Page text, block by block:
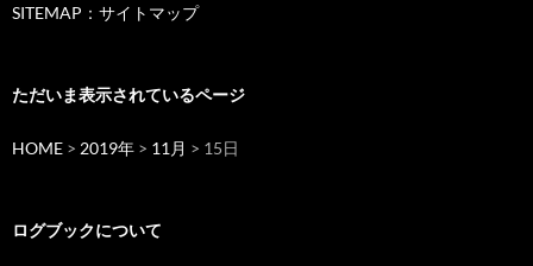
SITEMAP：サイトマップ
ただいま表示されているページ
HOME > 2019年 > 11月 > 15日
ログブックについて